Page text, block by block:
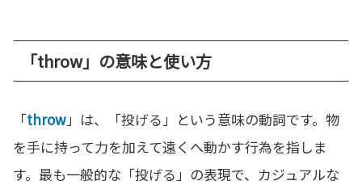
「throw」の意味と使い方
「throw」は、「投げる」という意味の動詞です。物
を手に持って力を加えて遠くへ動かす行為を指しま
す。最も一般的な「投げる」の表現で、カジュアルな